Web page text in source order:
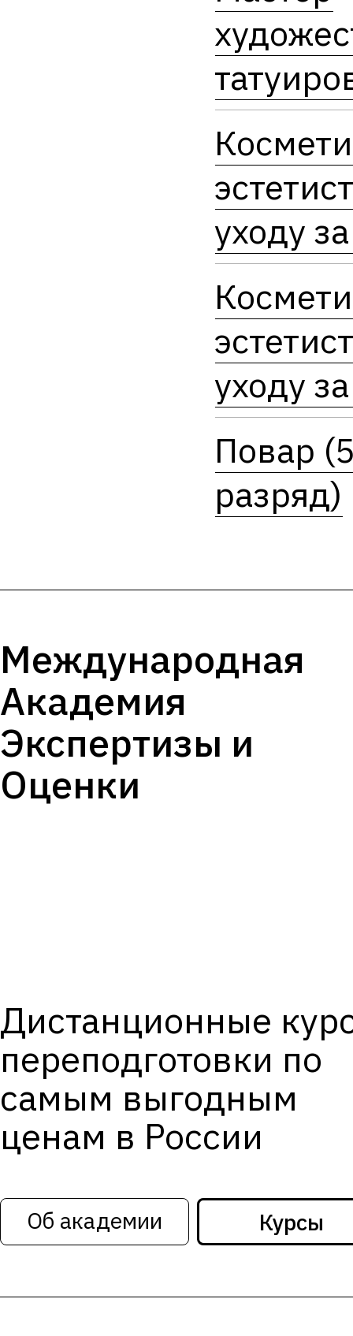
уходу
уходу
Повар
разряд)
Международная
Академия
Экспертизы и
Оценки
Дистанционные
переподготовки по
самым выгодным
ценам в России
Об академии Курсы